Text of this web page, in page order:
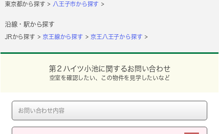
東京都から探す 八王子市から探す
沿線・駅から探す
JRから探す 京王線から探す 京王八王子から探す
第２ハイツ小池に関するお問い合わせ
空室を確認したい、この物件を見学したいなど